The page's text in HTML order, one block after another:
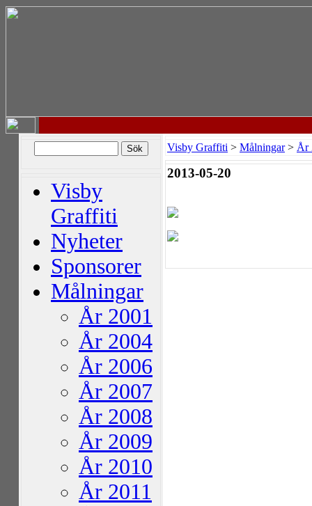
Visby
Graffiti
Nyheter
Sponsorer
Målningar
År 2001
År 2004
År 2006
År 2007
År 2008
År 2009
År 2010
År 2011
Visby Graffiti > Målningar> År
2013-05-20